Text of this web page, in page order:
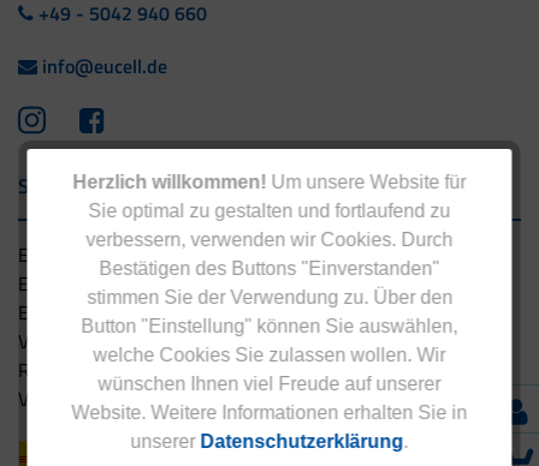
Herzlich willkommen! Um unsere Website für
Sie optimal zu gestalten und fortlaufend zu
verbessern, verwenden wir Cookies. Durch
Bestätigen des Buttons "Einverstanden"
stimmen Sie der Verwendung zu. Über den
Button "Einstellung" können Sie auswählen,
welche Cookies Sie zulassen wollen. Wir
wünschen Ihnen viel Freude auf unserer
Website. Weitere Informationen erhalten Sie in
unserer Datenschutzerklärung.
+49 - 5042 940 660
info@eucell.de
Service & Versand
Eucell Gesundheitsservice
Eucell Ernährungscoach
Eucell Fitness Coach
Versandbedingungen
Rücksendung
Versandpartner innerhalb Deutschlands